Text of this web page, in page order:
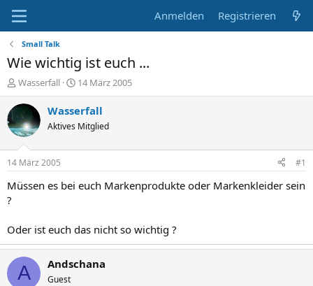
Anmelden Registrieren
Small Talk
Wie wichtig ist euch ...
E
r
s
t
e
e
r
Wasserfall
E
r
s
e
t
a
14 März 2005
Wasserfall
Aktives Mitglied
14 März 2005 #1
Müssen es bei euch Markenprodukte oder Markenkleider sein
?
Oder ist euch das nicht so wichtig ?
A Andschana
Guest